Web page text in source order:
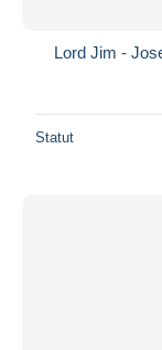
Lord Jim -
Statut